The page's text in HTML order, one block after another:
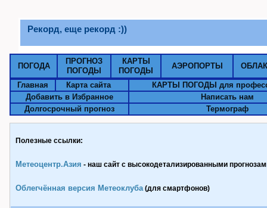
Рекорд, еще рекорд :))
ПОГОДА
ПРОГНОЗ
ПОГОДЫ
КАРТЫ
ПОГОДЫ
АЭРОПОРТЫ
Главная Карта сайта
КАРТЫ ПОГОДЫ для
Добавить в Избранное
Написать нам
Долгосрочный прогноз
Термограф
Полезные ссылки:
Метеоцентр.Азия - наш сайт с высокодетализированными
Облегчённая версия Метеоклуба(для смартфонов)